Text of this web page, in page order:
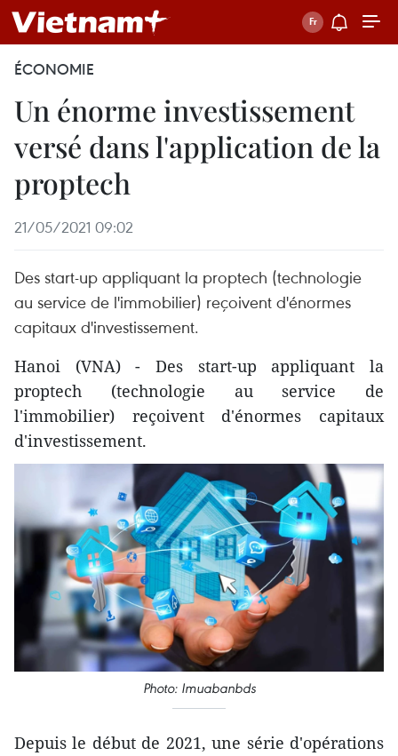
ÉCONOMIE
Un énorme investissement
versé dans l'application de la
proptech
21/05/2021 09:02
Des start-up appliquant la proptech (technologie
au service de l'immobilier) reçoivent d'énormes
capitaux d'investissement.
Hanoi (VNA) - Des start-up appliquant la
proptech (technologie au service de
l'immobilier) reçoivent d'énormes capitaux
d'investissement.
Photo: Imuabanbds
Depuis le début de 2021, une série d'opérations